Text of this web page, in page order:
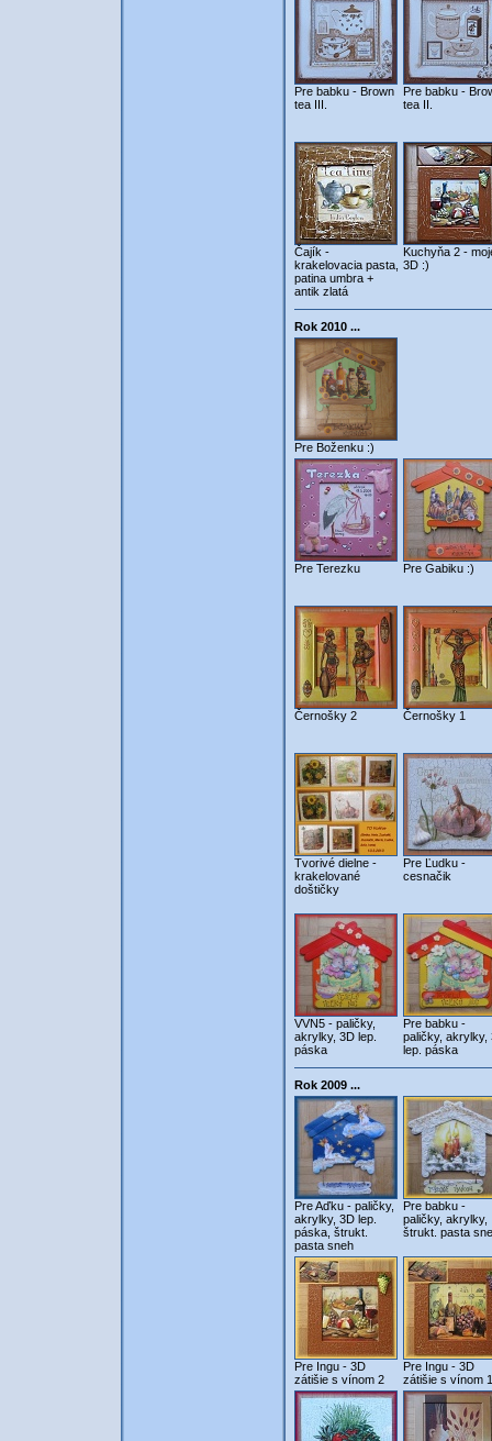
Pre babku - Brown
tea III.
Pre babku -
tea II.
Čajík -
krakelovacia pasta,
patina umbra +
antik zlatá
Kuchyňa 2 -
3D :)
Rok 2010 ...
Pre Boženku :)
Pre Terezku Pre Gabiku :)
Černošky 2 Černošky 1
Tvorivé dielne -
krakelované
doštičky
Pre Ľudku -
cesnačik
VVN5 - paličky,
akrylky, 3D lep.
páska
Pre babku -
paličky, akrylky,
lep. páska
Rok 2009 ...
Pre Aďku - paličky,
akrylky, 3D lep.
páska, štrukt.
pasta sneh
Pre babku -
paličky, akrylky,
štrukt. pasta
Pre Ingu - 3D
zátišie s vínom 2
Pre Ingu - 3D
zátišie s vínom 1